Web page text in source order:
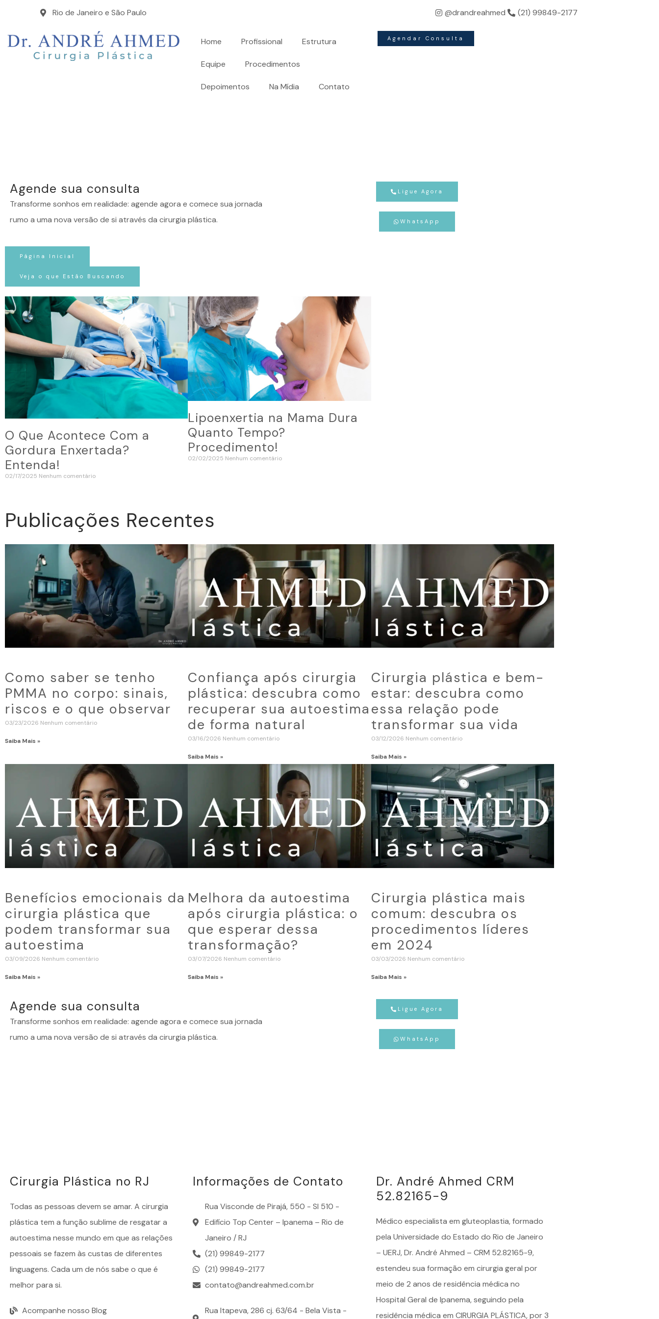
Rio de Janeiro e São Paulo moldando sua beleza.@drandreahmed (21) 99849-2177
Home Profissional Estrutura
Equipe Procedimentos
Depoimentos Na Mídia Contato
Agendar Consulta
Agende sua consulta
Transforme sonhos em realidade: agende agora e comece sua jornada
rumo a uma nova versão de si através da cirurgia plástica.
Ligue Agora
WhatsApp
Página Inicial
Veja o que Estão Buscando
O Que Acontece Com a
Gordura Enxertada?
Entenda!
02/17/2025 Nenhum comentário
Lipoenxertia na Mama Dura
Quanto Tempo?
Procedimento!
02/02/2025 Nenhum comentário
Publicações Recentes
Como saber se tenho
PMMA no corpo: sinais,
riscos e o que observar
03/23/2026 Nenhum comentário
Saiba Mais »
Confiança após cirurgia
plástica: descubra como
recuperar sua autoestima
de forma natural
03/16/2026 Nenhum comentário
Saiba Mais »
Cirurgia plástica e bem-
estar: descubra como
essa relação pode
transformar sua vida
03/12/2026 Nenhum comentário
Saiba Mais »
Benefícios emocionais da
cirurgia plástica que
podem transformar sua
autoestima
03/09/2026 Nenhum comentário
Saiba Mais »
Melhora da autoestima
após cirurgia plástica: o
que esperar dessa
transformação?
03/07/2026 Nenhum comentário
Saiba Mais »
Cirurgia plástica mais
comum: descubra os
procedimentos líderes
em 2024
03/03/2026 Nenhum comentário
Saiba Mais »
Agende sua consulta
Transforme sonhos em realidade: agende agora e comece sua jornada
rumo a uma nova versão de si através da cirurgia plástica.
Ligue Agora
WhatsApp
Cirurgia Plástica no RJ
Todas as pessoas devem se amar. A cirurgia
plástica tem a função sublime de resgatar a
autoestima nesse mundo em que as relações
pessoais se fazem às custas de diferentes
linguagens. Cada um de nós sabe o que é
melhor para si.
Acompanhe nosso Blog
Informações de Contato
Rua Visconde de Pirajá, 550 - Sl 510 -
Edifício Top Center – Ipanema – Rio de
Janeiro / RJ
(21) 99849-2177
(21) 99849-2177
contato@andreahmed.com.br
Rua Itapeva, 286 cj. 63/64 - Bela Vista -
Dr. André Ahmed CRM
52.82165-9
Médico especialista em gluteoplastia, formado
pela Universidade do Estado do Rio de Janeiro
– UERJ, Dr. André Ahmed – CRM 52.82165-9,
estendeu sua formação em cirurgia geral por
meio de 2 anos de residência médica no
Hospital Geral de Ipanema, seguindo pela
residência médica em CIRURGIA PLÁSTICA, por 3